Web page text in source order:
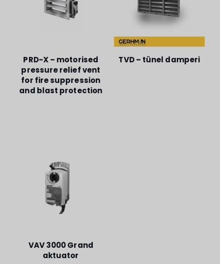
PRD-X – motorised
pressure relief vent
for fire suppression
and blast protection
TVD – tünel damperi
VAV 3000 Grand
aktuator